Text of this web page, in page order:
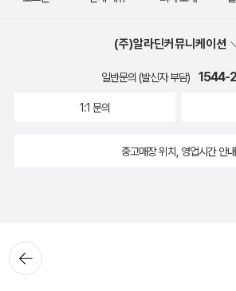
뒤로가
기
(주)알라딘커뮤니케이션
일반문의 (발신자 부담) 1544-
1:1 문의
중고매장 위치, 영업시간 안내